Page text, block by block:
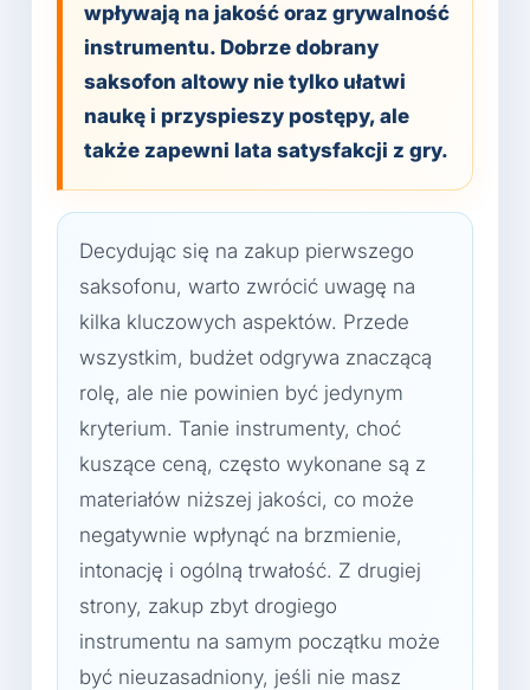
wpływają na jakość oraz grywalność
instrumentu. Dobrze dobrany
saksofon altowy nie tylko ułatwi
naukę i przyspieszy postępy, ale
także zapewni lata satysfakcji z gry.
Decydując się na zakup pierwszego
saksofonu, warto zwrócić uwagę na
kilka kluczowych aspektów. Przede
wszystkim, budżet odgrywa znaczącą
rolę, ale nie powinien być jedynym
kryterium. Tanie instrumenty, choć
kuszące ceną, często wykonane są z
materiałów niższej jakości, co może
negatywnie wpłynąć na brzmienie,
intonację i ogólną trwałość. Z drugiej
strony, zakup zbyt drogiego
instrumentu na samym początku może
być nieuzasadniony, jeśli nie masz